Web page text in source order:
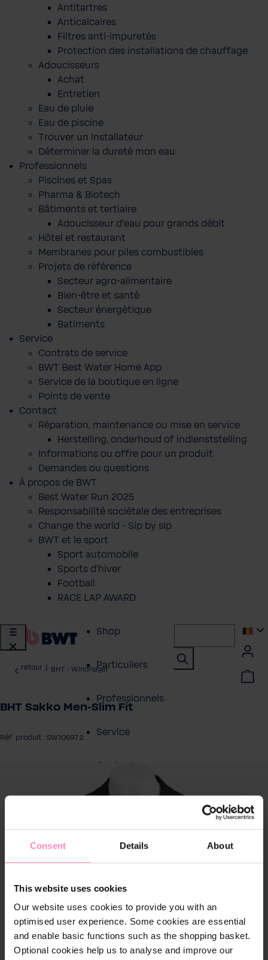
Consent Details About
This website uses cookies
Our website uses cookies to provide you with an
optimised user experience. Some cookies are essential
and enable basic functions such as the shopping basket.
Optional cookies help us to analyse and improve our
Antitartres
Anticalcaires
Filtres anti-impuretés
Protection des installations de chauffage
Adoucisseurs
Achat
Entretien
Eau de pluie
Eau de piscine
Trouver un installateur
Déterminer la dureté mon eau
Professionnels
Piscines et Spas
Pharma & Biotech
Bâtiments et tertiaire
Adoucisseur d'eau pour grands débit
Hôtel et restaurant
Membranes pour piles combustibles
Projets de référence
Secteur agro-alimentaire
Bien-être et santé
Secteur énergétique
Batiments
Service
Contrats de service
BWT Best Water Home App
Service de la boutique en ligne
Points de vente
Contact
Réparation, maintenance ou mise en service
Herstelling, onderhoud of indienststelling
Informations ou offre pour un produit
Demandes ou questions
À propos de BWT
Best Water Run 2025
Responsabilité sociétale des entreprises
Change the world - Sip by sip
BWT et le sport
Sport automobile
Sports d'hiver
Football
RACE LAP AWARD
Shop
Particuliers
Professionnels
Service
Contact
À propos de BWT
retour BHT - Windhager
BHT Sakko Men-Slim Fit
Réf. produit : SW10697.2